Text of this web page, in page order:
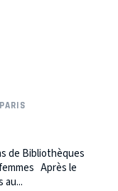
PARIS
de Bibliothèques
Après le
au...